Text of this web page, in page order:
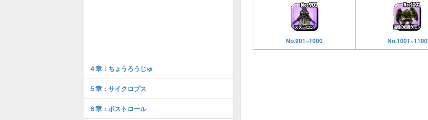
No.901~1000 No.1001~1100
４章：ちょうろうじゅ
５章：サイクロプス
６章：ボストロール